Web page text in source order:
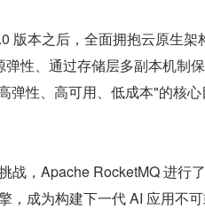
版本之后，全面拥抱云原生
性、通过存储层多副本机制
弹性、高可用、低成本"的核
战，Apache RocketMQ 进行
，成为构建下一代 AI 应用不可